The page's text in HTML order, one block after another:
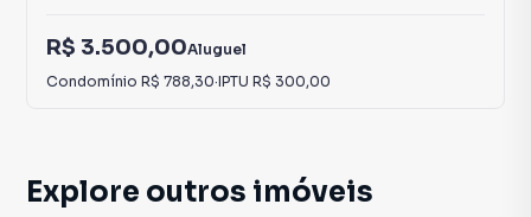
R$ 3.500,00Aluguel
Condomínio R$ 788,30·IPTU R$ 300,00
Explore outros imóveis